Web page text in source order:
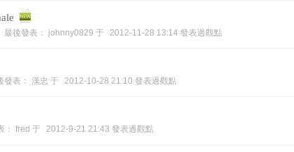
最後發表： johnny0829 于 2012-11-28 13:14 發表過觀點
發表： 漢忠 于 2012-10-28 21:10 發表過觀點
： fred 于 2012-9-21 21:43 發表過觀點